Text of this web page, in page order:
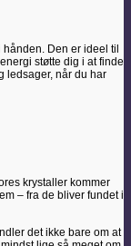
Den er ideel til
støtte dig i at finde
ledsager, når du har
krystaller kommer
– fra de bliver fundet i
det ikke bare om at